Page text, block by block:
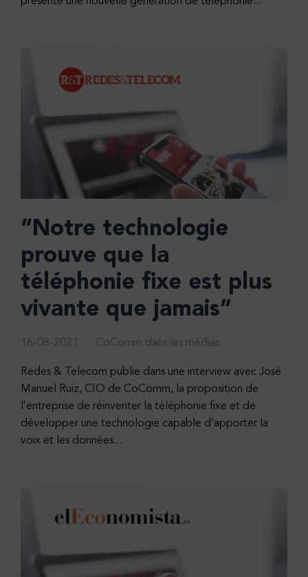
“Notre technologie
prouve que la
téléphonie fixe est plus
vivante que jamais”
16-08-2021 CoComm dans les médias
Redes & Telecom publie dans une interview avec José
Manuel Ruiz, CIO de CoComm, la proposition de
l’entreprise de réinventer la téléphonie fixe et de
développer une technologie capable d’apporter la
voix et les données...